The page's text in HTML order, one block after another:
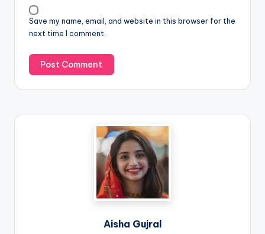
Save my name, email, and website in this browser for the
next time I comment.
Aisha Gujral